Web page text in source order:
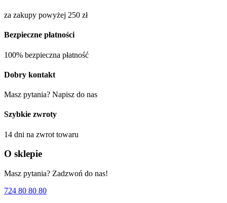
za zakupy powyżej 250 zł
Bezpieczne płatności
100% bezpieczna płatność
Dobry kontakt
Masz pytania? Napisz do nas
Szybkie zwroty
14 dni na zwrot towaru
O sklepie
Masz pytania? Zadzwoń do nas!
724 80 80 80